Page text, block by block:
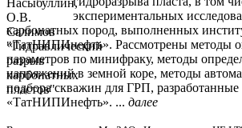
экспериментальных
карбонатных пород, выполненных
«ТатНИПИнефть». Рассмотрены методы
параметров по минифраку, методы
напряжений в земной коре, методы
подбора скважин для ГРП, разработанные
«ТатНИПИнефть». ... далее